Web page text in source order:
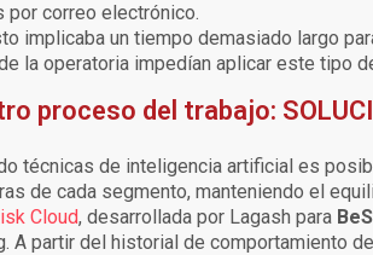
por correo electrónico.
implicaba un tiempo demasiado largo
la operatoria impedían aplicar este tipo
proceso del trabajo:
técnicas de inteligencia artificial es
de cada segmento, manteniendo el
Cloud, desarrollada por Lagash para
A partir del historial de comportamiento